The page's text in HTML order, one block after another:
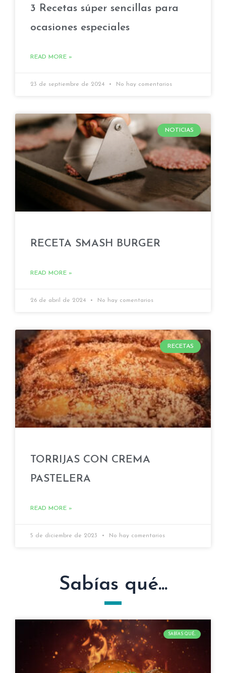
3 Recetas súper sencillas para
ocasiones especiales
READ MORE »
23 de septiembre de 2024 No hay comentarios
NOTICIAS
RECETA SMASH BURGER
READ MORE »
26 de abril de 2024 No hay comentarios
RECETAS
TORRIJAS CON CREMA
PASTELERA
READ MORE »
5 de diciembre de 2023 No hay comentarios
Sabías qué...
SABÍAS QUÉ...